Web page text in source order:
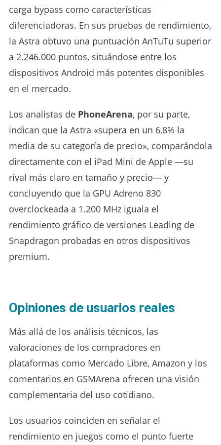
carga bypass como características
diferenciadoras. En sus pruebas de rendimiento,
la Astra obtuvo una puntuación AnTuTu superior
a 2.246.000 puntos, situándose entre los
dispositivos Android más potentes disponibles
en el mercado.
Los analistas de PhoneArena, por su parte,
indican que la Astra «supera en un 6,8% la
media de su categoría de precio», comparándola
directamente con el iPad Mini de Apple —su
rival más claro en tamaño y precio— y
concluyendo que la GPU Adreno 830
overclockeada a 1.200 MHz iguala el
rendimiento gráfico de versiones Leading de
Snapdragon probadas en otros dispositivos
premium.
Opiniones de usuarios reales
Más allá de los análisis técnicos, las
valoraciones de los compradores en
plataformas como Mercado Libre, Amazon y los
comentarios en GSMArena ofrecen una visión
complementaria del uso cotidiano.
Los usuarios coinciden en señalar el
rendimiento en juegos como el punto fuerte